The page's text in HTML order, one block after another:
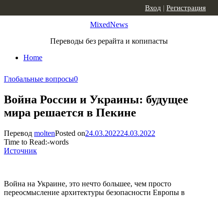
MixedNews
Переводы без рерайта и копипасты
Home
Вход | Регистрация
Глобальные вопросы0
Война России и Украины: будущее
мира решается в Пекине
Перевод moltenPosted on24.03.202224.03.2022
Time to Read:-words
Источник
Война на Украине, это нечто большее, чем просто
переосмысление архитектуры безопасности Европы в